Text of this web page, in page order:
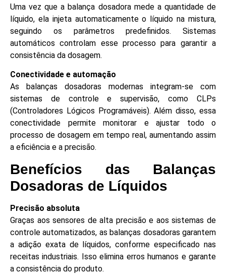
Uma vez que a balança dosadora mede a quantidade de
líquido, ela injeta automaticamente o líquido na mistura,
seguindo os parâmetros predefinidos. Sistemas
automáticos controlam esse processo para garantir a
consistência da dosagem.
Conectividade e automação
As balanças dosadoras modernas integram-se com
sistemas de controle e supervisão, como CLPs
(Controladores Lógicos Programáveis). Além disso, essa
conectividade permite monitorar e ajustar todo o
processo de dosagem em tempo real, aumentando assim
a eficiência e a precisão.
Benefícios das Balanças
Dosadoras de Líquidos
Precisão absoluta
Graças aos sensores de alta precisão e aos sistemas de
controle automatizados, as balanças dosadoras garantem
a adição exata de líquidos, conforme especificado nas
receitas industriais. Isso elimina erros humanos e garante
a consistência do produto.